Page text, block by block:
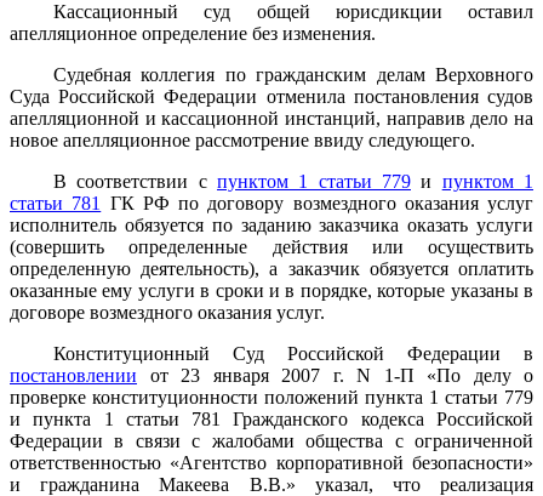
Кассационный суд общей юрисдикции оставил
апелляционное определение без изменения.
Судебная коллегия по гражданским делам Верховного
Суда Российской Федерации отменила постановления судов
апелляционной и кассационной инстанций, направив дело на
новое апелляционное рассмотрение ввиду следующего.
В соответствии с пунктом 1 статьи 779 и пунктом 1
статьи 781
ГК РФ по договору возмездного оказания услуг
исполнитель обязуется по заданию заказчика оказать услуги
(совершить определенные действия или осуществить
определенную деятельность), а заказчик обязуется оплатить
оказанные ему услуги в сроки и в порядке, которые указаны в
договоре возмездного оказания услуг.
Конституционный Суд Российской Федерации в
постановлении от 23 января 2007 г. N 1-П «По делу о
проверке конституционности положений пункта 1 статьи 779
и пункта 1 статьи 781 Гражданского кодекса Российской
Федерации в связи с жалобами общества с ограниченной
ответственностью «Агентство корпоративной безопасности»
и гражданина Макеева В.В.» указал, что реализация